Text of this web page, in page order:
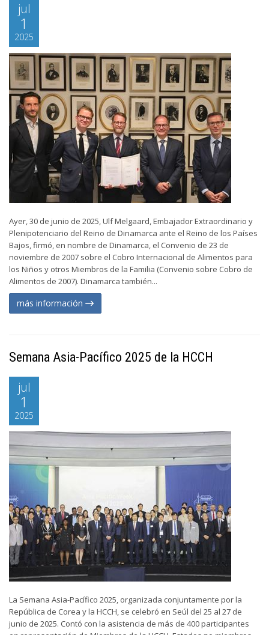
jul
1
2025
Ayer, 30 de junio de 2025, Ulf Melgaard, Embajador Extraordinario y
Plenipotenciario del Reino de Dinamarca ante el Reino de los Países
Bajos, firmó, en nombre de Dinamarca, el Convenio de 23 de
noviembre de 2007 sobre el Cobro Internacional de Alimentos para
los Niños y otros Miembros de la Familia (Convenio sobre Cobro de
Alimentos de 2007). Dinamarca también...
más información
Semana Asia-Pacífico 2025 de la HCCH
jul
1
2025
La Semana Asia-Pacífico 2025, organizada conjuntamente por la
República de Corea y la HCCH, se celebró en Seúl del 25 al 27 de
junio de 2025. Contó con la asistencia de más de 400 participantes